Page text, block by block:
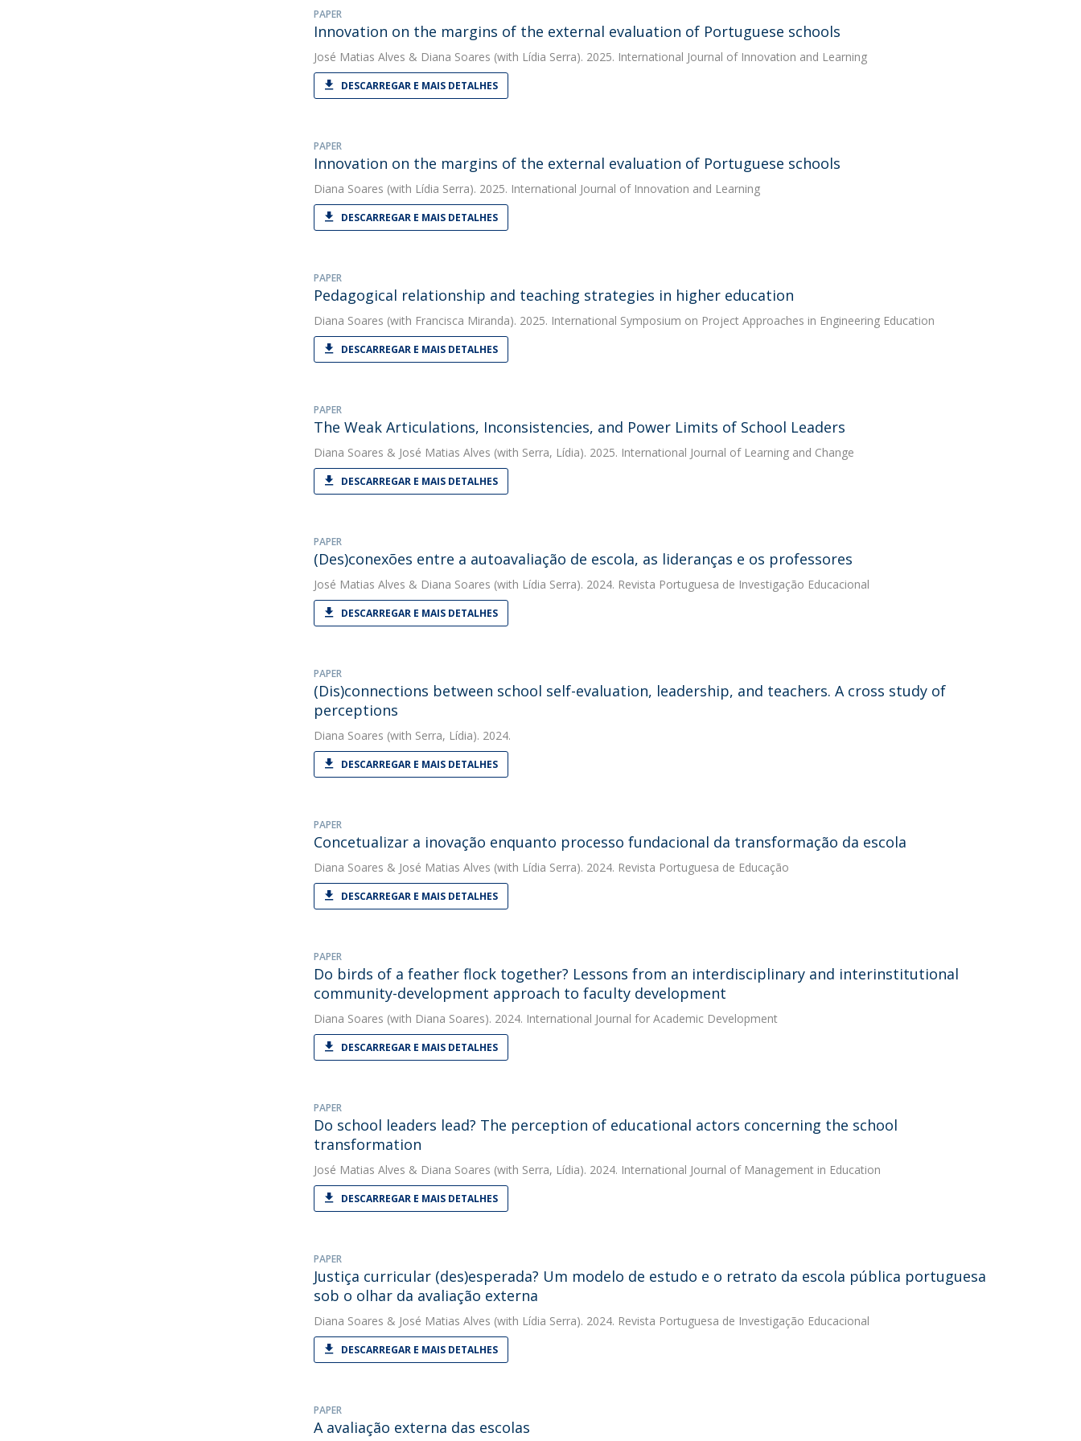
PAPER
Innovation on the margins of the external evaluation of Portuguese schools
José Matias Alves & Diana Soares (with Lídia Serra). 2025. International Journal of Innovation and Learning
DESCARREGAR E MAIS DETALHES
PAPER
Innovation on the margins of the external evaluation of Portuguese schools
Diana Soares (with Lídia Serra). 2025. International Journal of Innovation and Learning
DESCARREGAR E MAIS DETALHES
PAPER
Pedagogical relationship and teaching strategies in higher education
Diana Soares (with Francisca Miranda). 2025. International Symposium on Project Approaches in Engineering Education
DESCARREGAR E MAIS DETALHES
PAPER
The Weak Articulations, Inconsistencies, and Power Limits of School Leaders
Diana Soares & José Matias Alves (with Serra, Lídia). 2025. International Journal of Learning and Change
DESCARREGAR E MAIS DETALHES
PAPER
(Des)conexões entre a autoavaliação de escola, as lideranças e os professores
José Matias Alves & Diana Soares (with Lídia Serra). 2024. Revista Portuguesa de Investigação Educacional
DESCARREGAR E MAIS DETALHES
PAPER
(Dis)connections between school self-evaluation, leadership, and teachers. A cross study of
perceptions
Diana Soares (with Serra, Lídia). 2024.
DESCARREGAR E MAIS DETALHES
PAPER
Concetualizar a inovação enquanto processo fundacional da transformação da escola
Diana Soares & José Matias Alves (with Lídia Serra). 2024. Revista Portuguesa de Educação
DESCARREGAR E MAIS DETALHES
PAPER
Do birds of a feather flock together? Lessons from an interdisciplinary and interinstitutional
community-development approach to faculty development
Diana Soares (with Diana Soares). 2024. International Journal for Academic Development
DESCARREGAR E MAIS DETALHES
PAPER
Do school leaders lead? The perception of educational actors concerning the school
transformation
José Matias Alves & Diana Soares (with Serra, Lídia). 2024. International Journal of Management in Education
DESCARREGAR E MAIS DETALHES
PAPER
Justiça curricular (des)esperada? Um modelo de estudo e o retrato da escola pública portuguesa
sob o olhar da avaliação externa
Diana Soares & José Matias Alves (with Lídia Serra). 2024. Revista Portuguesa de Investigação Educacional
DESCARREGAR E MAIS DETALHES
PAPER
A avaliação externa das escolas